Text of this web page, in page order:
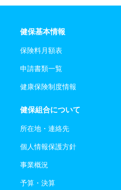
健保基本情報
保険料月額表
申請書類一覧
健康保険制度情報
健保組合について
所在地・連絡先
個人情報保護方針
事業概況
予算・決算